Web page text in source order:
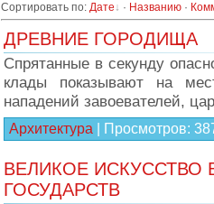
Сортировать по: Дате · Названию ·
ДРЕВНИЕ ГОРОДИЩА
Спрятанные в секунду
клады показывают на
нападений завоевателей,
Архитектура Просмотров:
ВЕЛИКОЕ ИСКУССТВО
ГОСУДАРСТВ